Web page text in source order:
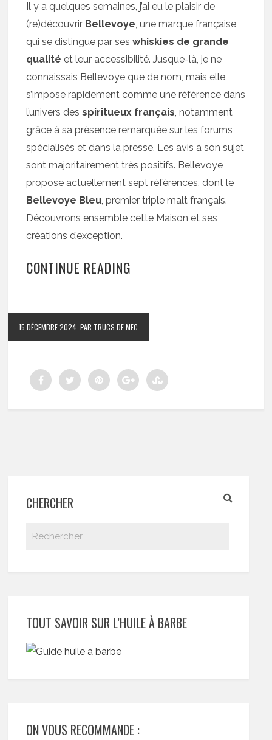
Il y a quelques semaines, j’ai eu le plaisir de
(re)découvrir Bellevoye, une marque française
qui se distingue par seswhiskies de grande
qualité et leur accessibilité. Jusque-là, je ne
connaissais Bellevoye que de nom, mais elle
s’impose rapidement comme une référence dans
l’univers desspiritueux français, notamment
grâce à sa présence remarquée sur les forums
spécialisés et dans la presse. Les avis à son sujet
sont majoritairement très positifs. Bellevoye
propose actuellement sept références, dont le
Bellevoye Bleu, premier triple malt français.
Découvrons ensemble cette Maison et ses
créations d’exception.
CONTINUE READING
15 DÉCEMBRE 2024 PAR TRUCS DE MEC
CHERCHER
TOUT SAVOIR SUR L’HUILE À BARBE
ON VOUS RECOMMANDE :